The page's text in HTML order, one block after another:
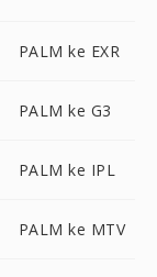
PALM ke EXR
PALM ke G3
PALM ke IPL
PALM ke MTV